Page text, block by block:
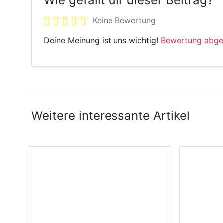
Keine Bewertung
Deine Meinung ist uns wichtig! Bewertung
Weitere interessante Artikel